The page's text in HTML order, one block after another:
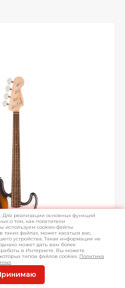
реализации основных функций
о том, как посетители
используем cookies-файлы.
файлах, может касаться вас,
устройства. Такая информация не
может дать вам более
в Интернете. Вы можете
типов файлов cookies. Политика